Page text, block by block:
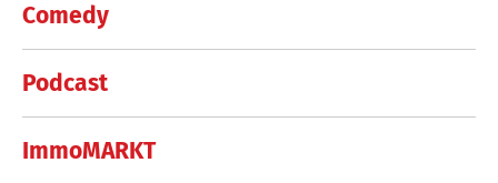
Comedy
Podcast
ImmoMARKT